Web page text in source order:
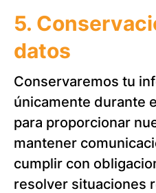
5.
datos
Conservaremos tu
únicamente durante
para proporcionar
mantener
cumplir con
resolver situaciones